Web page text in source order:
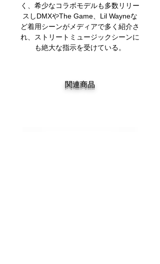
く、希少なコラボモデルも多数リリー
スしDMXやThe Game、Lil Wayneな
ど着用シーンがメディアで多く紹介さ
れ、ストリートミュージックシーンに
も絶大な指示を受けている。
関連商品